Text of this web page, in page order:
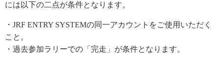
には以下の二点が条件となります。
・JRF ENTRY SYSTEMの同一アカウントをご使用いただく
こと。
・過去参加ラリーでの「完走」が条件となります。